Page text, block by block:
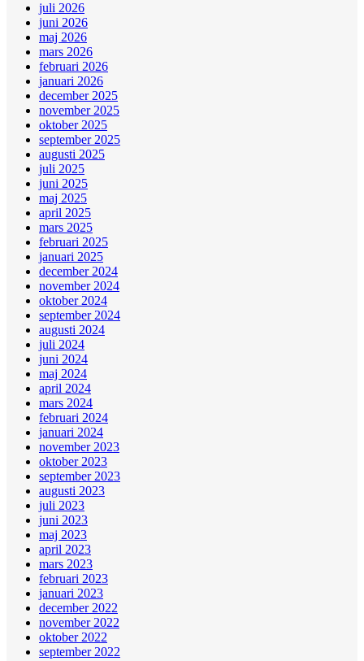
juli 2026
juni 2026
maj 2026
mars 2026
februari 2026
januari 2026
december 2025
november 2025
oktober 2025
september 2025
augusti 2025
juli 2025
juni 2025
maj 2025
april 2025
mars 2025
februari 2025
januari 2025
december 2024
november 2024
oktober 2024
september 2024
augusti 2024
juli 2024
juni 2024
maj 2024
april 2024
mars 2024
februari 2024
januari 2024
november 2023
oktober 2023
september 2023
augusti 2023
juli 2023
juni 2023
maj 2023
april 2023
mars 2023
februari 2023
januari 2023
december 2022
november 2022
oktober 2022
september 2022